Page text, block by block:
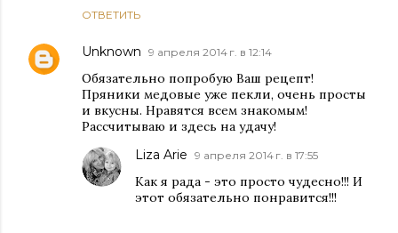
ОТВЕТИТЬ
Unknown 9 апреля 2014 г. в 12:14
Обязательно попробую Ваш рецепт!
Пряники медовые уже пекли, очень просты
и вкусны. Нравятся всем знакомым!
Рассчитываю и здесь на удачу!
Liza Arie 9 апреля 2014 г. в 17:55
Как я рада - это просто чудесно!!! И
этот обязательно понравится!!!